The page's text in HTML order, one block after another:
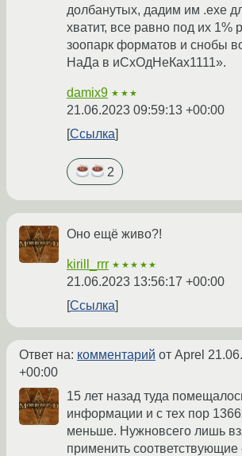
долбанутых, дадим им .exe
хватит, все равно под их 1%
зоопарк форматов и снобы
НаДа в иСхОдНеКах1111».
damix9 ★★★
21.06.2023 09:59:13 +00:00
Ссылка
2
Оно ещё живо?!
kirill_rrr ★★★★★
21.06.2023 13:56:17 +00:00
Ссылка
Ответ на: комментарий от Aprel
+00:00
15 лет назад туда
информации и с тех пор
меньше. Нужновсего лишь
применить соответствующие